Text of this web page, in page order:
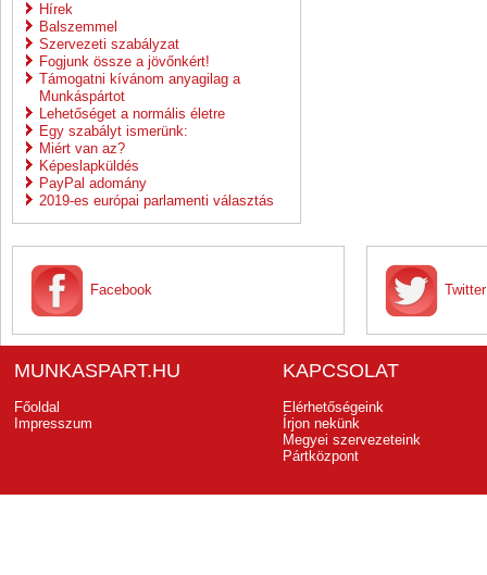
Hírek
Balszemmel
Szervezeti szabályzat
Fogjunk össze a jövőnkért!
Támogatni kívánom anyagilag a
Munkáspártot
Lehetőséget a normális életre
Egy szabályt ismerünk:
Miért van az?
Képeslapküldés
PayPal adomány
2019-es európai parlamenti választás
Facebook Twitter
MUNKASPART.HU
Főoldal
Impresszum
KAPCSOLAT
Elérhetőségeink
Írjon nekünk
Megyei szervezeteink
Pártközpont